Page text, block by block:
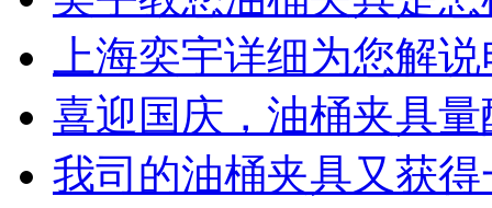
上海奕宇详细为您解
喜迎国庆，油桶夹具量
我司的油桶夹具又获